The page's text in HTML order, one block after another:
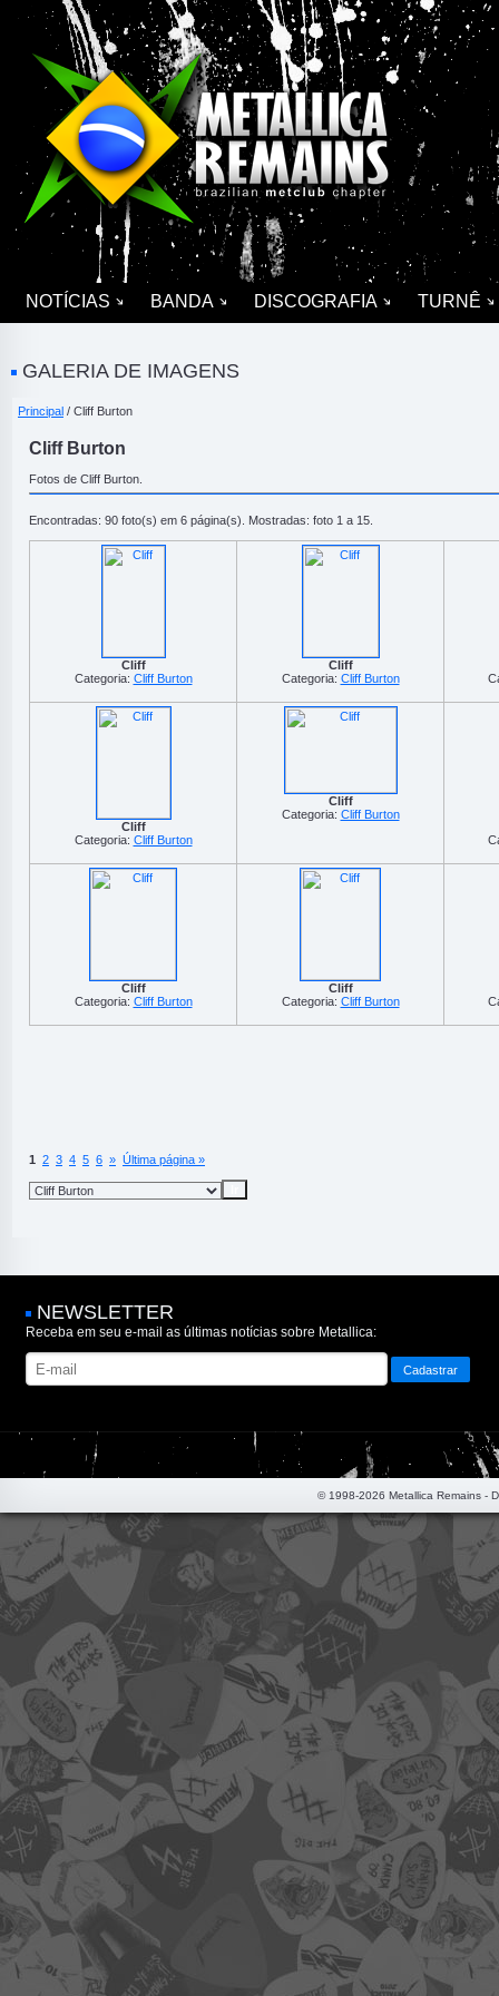
NOTÍCIAS BANDA DISCOGRAFIA TURNÊ
GALERIA DE IMAGENS
Principal / Cliff Burton
Cliff Burton
Fotos de Cliff Burton.
Encontradas: 90 foto(s) em 6 página(s). Mostradas: foto 1 a 15.
Cliff
Categoria: Cliff Burton
Cliff
Categoria: Cliff Burton
Cliff
Categoria: Cliff Burton
Cliff
Categoria: Cliff Burton
Cliff
Categoria: Cliff Burton
Cliff
Categoria: Cliff Burton
1 2 3 4 5 6 » Última página »
NEWSLETTER
Receba em seu e-mail as últimas notícias sobre Metallica:
© 1998-2026 Metallica Remains -